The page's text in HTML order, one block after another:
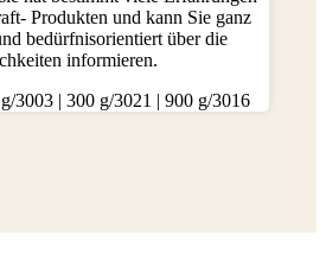
Produkten und kann Sie ganz
bedürfnisorientiert über die
informieren.
3003 | 300 g/3021 | 900 g/3016